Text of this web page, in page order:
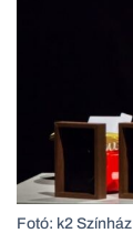
Fotó: k2 Színház